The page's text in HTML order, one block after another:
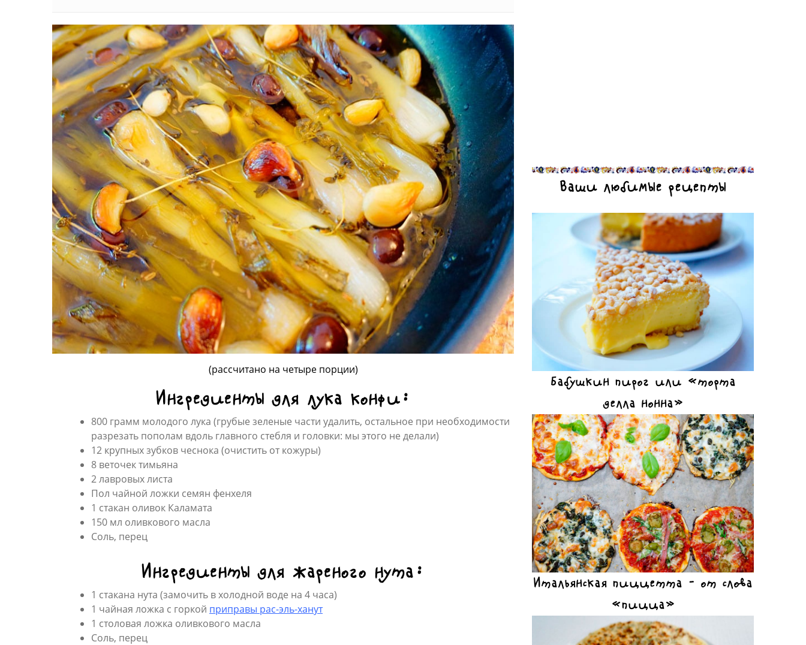
(рассчитано на четыре порции)
Ингредиенты для лука конфи:
800 грамм молодого лука (грубые зеленые части удалить, остальное при необходимости
разрезать пополам вдоль главного стебля и головки: мы этого не делали)
12 крупных зубков чеснока (очистить от кожуры)
8 веточек тимьяна
2 лавровых листа
Пол чайной ложки семян фенхеля
1 стакан оливок Каламата
150 мл оливкового масла
Соль, перец
Ингредиенты для жареного нута:
1 стакана нута (замочить в холодной воде на 4 часа)
1 чайная ложка с горкой приправы рас-эль-ханут
1 столовая ложка оливкового масла
Соль, перец
Ваши любимые рецепты
Бабушкин пирог или «торта
делла нонна»
Итальянская пиццетта – от слова
«пицца»